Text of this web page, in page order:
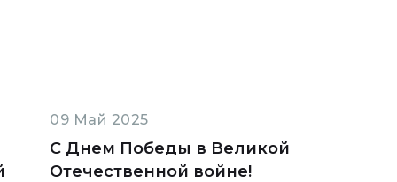
09 Май 2025
С Днем Победы в Великой
Отечественной войне!